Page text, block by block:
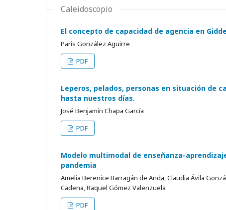
Caleidoscopio
El concepto de capacidad de agencia en
Paris González Aguirre
PDF
Leperos, pelados, personas en situación de
hasta nuestros días.
José Benjamín Chapa García
PDF
Modelo multimodal de enseñanza-
pandemia
Amelia Berenice Barragán de Anda, Claudia Ávila
Cadena, Raquel Gómez Valenzuela
PDF